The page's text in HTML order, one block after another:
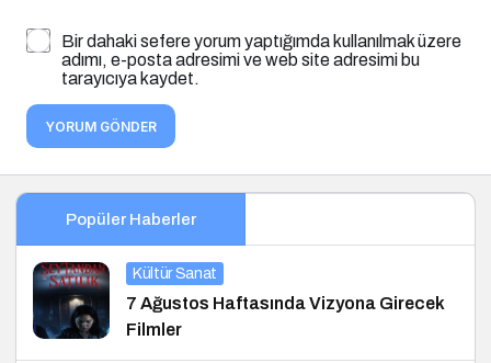
Bir dahaki sefere yorum yaptığımda kullanılmak üzere
adımı, e-posta adresimi ve web site adresimi bu
tarayıcıya kaydet.
YORUM GÖNDER
Popüler Haberler
Kültür Sanat
7 Ağustos Haftasında Vizyona Girecek
Filmler